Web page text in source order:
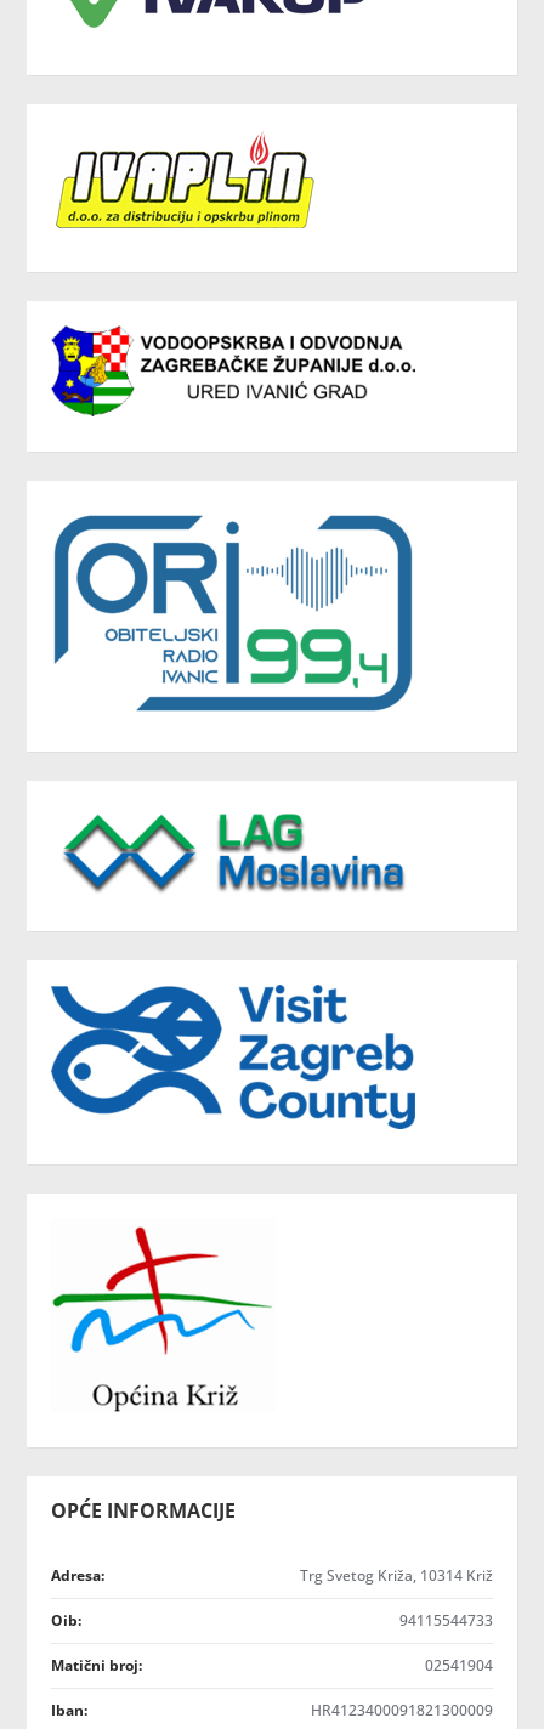
OPĆE INFORMACIJE
Adresa: Trg Svetog Križa, 10314 Križ
Oib: 94115544733
Matični broj: 02541904
Iban: HR4123400091821300009